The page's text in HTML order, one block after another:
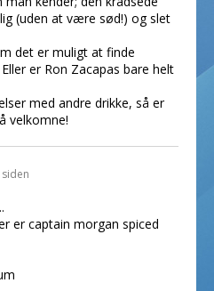
(uden at være sød!) og slet
det er muligt at finde
er Ron Zacapas bare helt
med andre drikke, så er
velkomne!
er captain morgan spiced